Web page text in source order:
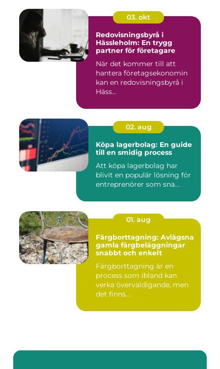
03. okt
Redovisningsbyrå i
Hässleholm: En trygg
partner för företagare
När det kommer till att
hantera företagsekonomin
kan en redovisningsbyrå i
Häss...
02. aug
Köpa lagerbolag: En guide
till en smidig process
Att köpa lagerbolag har
blivit en populär lösning för
entreprenörer som sna...
01. aug
Färgborttagning: Avlägsna
gamla färgbeläggningar
snabbt och enkelt
Färgborttagning är en
process som ibland kan
verka överväldigande, men
det finns...